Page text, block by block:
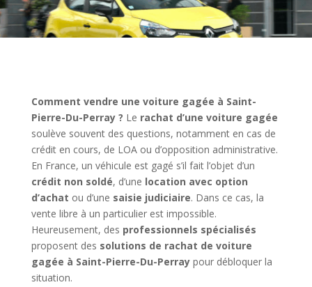
Comment vendre une voiture gagée à Saint-
Pierre-Du-Perray ? Le rachat d’une voiture gagée
soulève souvent des questions, notamment en cas de
crédit en cours, de LOA ou d’opposition administrative.
En France, un véhicule est gagé s’il fait l’objet d’un
crédit non soldé, d’une location avec option
d’achat ou d’une saisie judiciaire. Dans ce cas, la
vente libre à un particulier est impossible.
Heureusement, des professionnels spécialisés
proposent des solutions de rachat de voiture
gagée à Saint-Pierre-Du-Perraypour débloquer la
situation.